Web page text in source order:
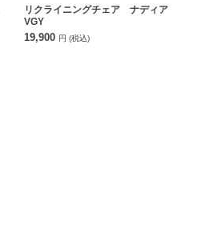
リクライニングチェア ナディア
VGY
19,900 円 (税込)